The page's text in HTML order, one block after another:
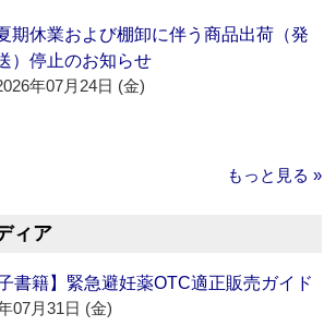
期休業および棚卸に伴う商品出荷（発
）停止のお知らせ
年07月24日 (金)
もっと見る »
ィア
子書籍】緊急避妊薬OTC適正販売ガイド
07月31日 (金)